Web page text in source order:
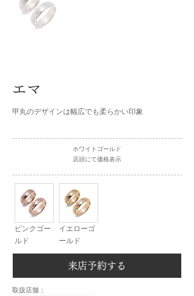
エマ
甲丸のデザインは幅広でも柔らかい印象
ホワイトゴールド
店頭にて価格表示
ピンクゴー
ルド
イエローゴ
ールド
来店予約する
​取扱店舗：